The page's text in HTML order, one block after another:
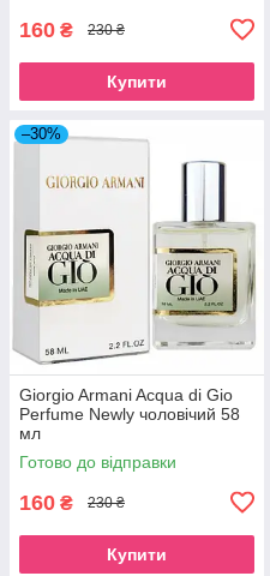
160 ₴ 230 ₴
Купити
–30%
Giorgio Armani Acqua di Gio
Perfume Newly чоловічий 58
мл
Готово до відправки
160 ₴ 230 ₴
Купити